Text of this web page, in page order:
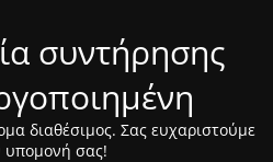
συντήρησης
διαθέσιμος. Σας ευχαριστούμε
υπομονή σας!